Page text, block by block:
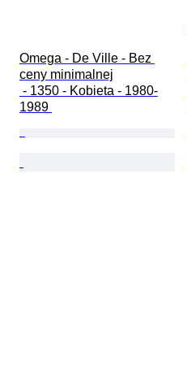
Omega - De Ville - Bez
ceny minimalnej
1989